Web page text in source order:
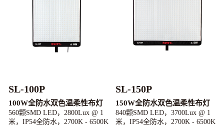
SL-100P
100W全防水双色温柔性布灯
560颗SMD LED，2800Lux @ 1
米，IP54全防水，2700K - 6500K
SL-150P
150W全防水双色温柔性布灯
840颗SMD LED，3700Lux @ 1
米，IP54全防水，2700K - 6500K